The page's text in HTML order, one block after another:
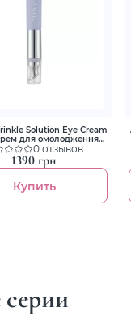
Solution Eye Cream
для омолодження
навколо очей з
поліпептидом та
підсилювачем-
0 отзывов
1390 грн
Купить